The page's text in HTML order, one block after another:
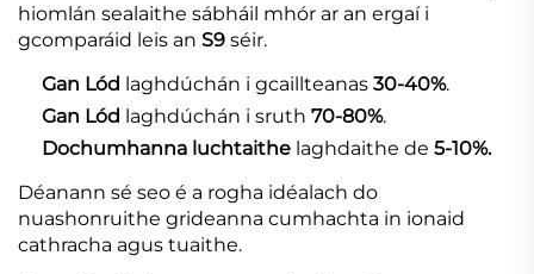
hiomlán sealaithe sábháil mhór ar an ergaí i
gcomparáid leis an S9 séir.
Gan Lód laghdúchán i gcaillteanas 30-40%.
Gan Lód laghdúchán i sruth 70-80%.
Dochumhanna luchtaithe laghdaithe de 5-10%.
Déanann sé seo é a rogha idéalach do
nuashonruithe grideanna cumhachta in ionaid
cathracha agus tuaithe.